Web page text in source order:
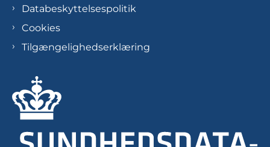
Databeskyttelsespolitik
Cookies
Tilgængelighedserklæring